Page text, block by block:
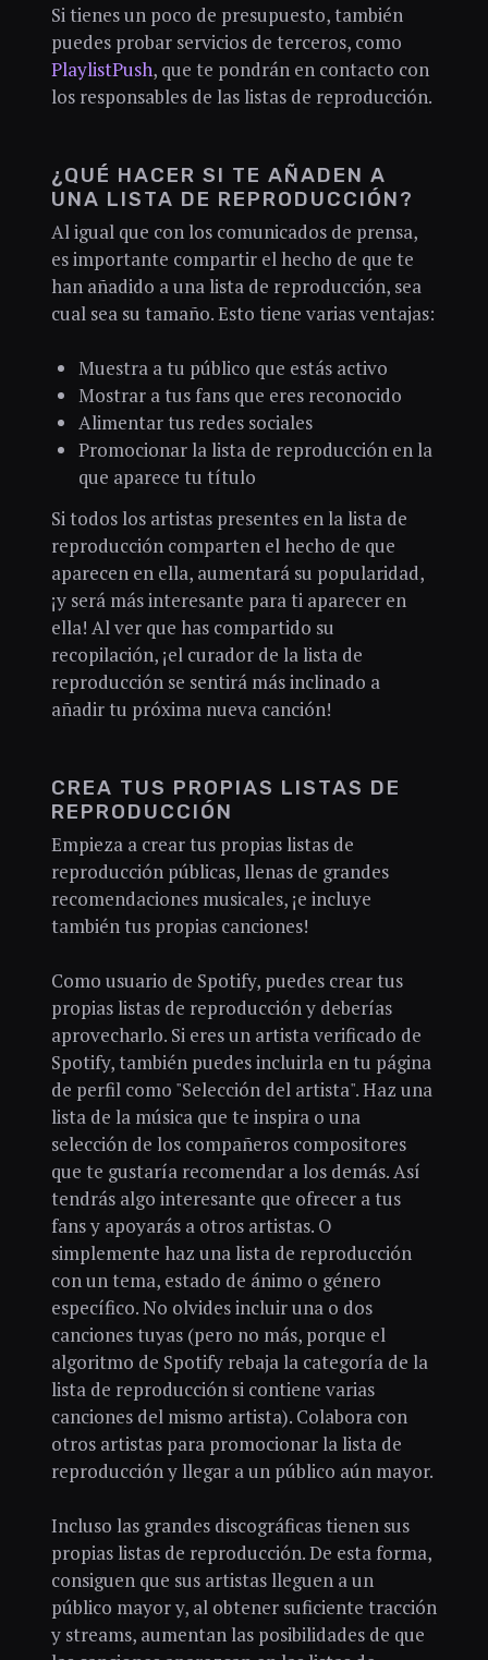
Si tienes un poco de presupuesto, también
puedes probar servicios de terceros, como
PlaylistPush, que te pondrán en contacto con
los responsables de las listas de reproducción.
¿QUÉ HACER SI TE AÑADEN A
UNA LISTA DE REPRODUCCIÓN?
Al igual que con los comunicados de prensa,
es importante compartir el hecho de que te
han añadido a una lista de reproducción, sea
cual sea su tamaño. Esto tiene varias ventajas:
Muestra a tu público que estás activo
Mostrar a tus fans que eres reconocido
Alimentar tus redes sociales
Promocionar la lista de reproducción en la
que aparece tu título
Si todos los artistas presentes en la lista de
reproducción comparten el hecho de que
aparecen en ella, aumentará su popularidad,
¡y será más interesante para ti aparecer en
ella! Al ver que has compartido su
recopilación, ¡el curador de la lista de
reproducción se sentirá más inclinado a
añadir tu próxima nueva canción!
CREA TUS PROPIAS LISTAS DE
REPRODUCCIÓN
Empieza a crear tus propias listas de
reproducción públicas, llenas de grandes
recomendaciones musicales, ¡e incluye
también tus propias canciones!
Como usuario de Spotify, puedes crear tus
propias listas de reproducción y deberías
aprovecharlo. Si eres un artista verificado de
Spotify, también puedes incluirla en tu página
de perfil como "Selección del artista". Haz una
lista de la música que te inspira o una
selección de los compañeros compositores
que te gustaría recomendar a los demás. Así
tendrás algo interesante que ofrecer a tus
fans y apoyarás a otros artistas. O
simplemente haz una lista de reproducción
con un tema, estado de ánimo o género
específico. No olvides incluir una o dos
canciones tuyas (pero no más, porque el
algoritmo de Spotify rebaja la categoría de la
lista de reproducción si contiene varias
canciones del mismo artista). Colabora con
otros artistas para promocionar la lista de
reproducción y llegar a un público aún mayor.
Incluso las grandes discográficas tienen sus
propias listas de reproducción. De esta forma,
consiguen que sus artistas lleguen a un
público mayor y, al obtener suficiente tracción
y streams, aumentan las posibilidades de que